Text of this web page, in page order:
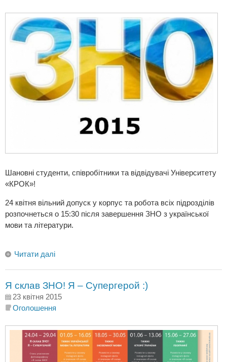
Шановні студенти, співробітники та відвідувачі Університету
«КРОК»!
24 квітня вільний допуск у корпус та робота всіх підрозділів
розпочнеться о 15:30 після завершення ЗНО з української
мови та літератури.
Читати далі
Я склав ЗНО! Я – Супергерой :)
23 квітня 2015
Оголошення